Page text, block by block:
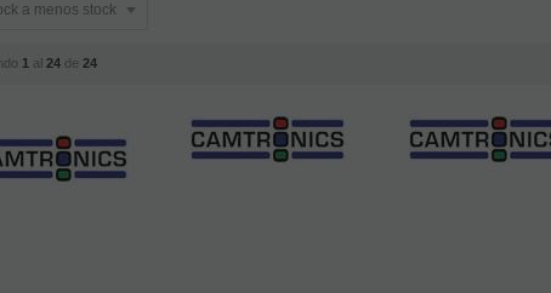
1 al 24 de 24